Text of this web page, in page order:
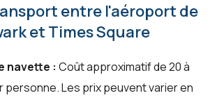
entre l'aéroport de
et Times Square
navette : Coût approximatif de 20 à
personne. Les prix peuvent varier en